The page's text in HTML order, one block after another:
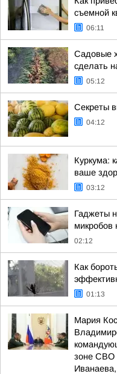
съемной
06:11
Садовые
сделать
05:12
Секреты
04:12
Куркума:
ваше
03:12
Гаджеты
микробов
02:12
Как
01:13
Мария
зоне СВО